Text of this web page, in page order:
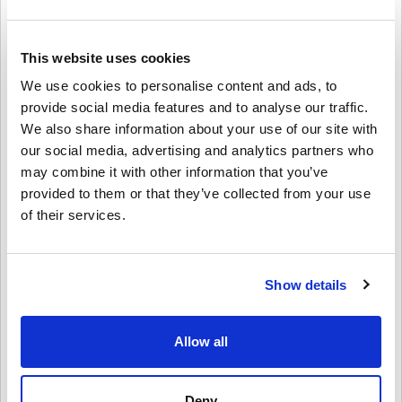
This website uses cookies
We use cookies to personalise content and ads, to
provide social media features and to analyse our traffic.
We also share information about your use of our site with
our social media, advertising and analytics partners who
may combine it with other information that you’ve
provided to them or that they’ve collected from your use
of their services.
Show details
Allow all
🔹 Kupowanie filmów & programów TV – Wypożyczaj lub kupuj z
🔹 Zakup sprzętu & akcesoriów – Wydaj kredyt na konsole,
Idealny na prezent
Chcesz zaskoczyć znajomego lub członka rodziny?
wiadomością, a następnie wysłać kartę podarunkową Xbox e-
mailem lub wydrukować ją. To szybki, elastyczny i przemyślany
prezent – idealny na urodziny, święta lub bez okazji.
2. Przejdź do Microsoft Store lub użyj konsoli Xbox